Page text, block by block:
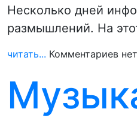
Несколько дней
размышлений. На
читать... Комментариев нет